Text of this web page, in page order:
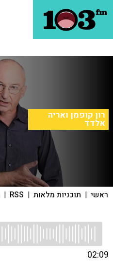
רון קופמן ואריה
אלדד
ראשי | תוכניות מלאות |
RSS
|
02:09